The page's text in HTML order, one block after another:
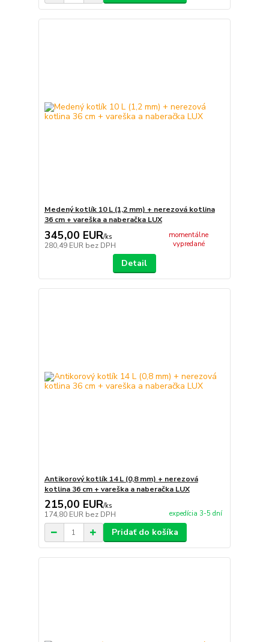
Medený kotlík 10 L (1,2 mm) + nerezová kotlina
36 cm + vareška a naberačka LUX
345,00 EUR/ks
280,49 EUR bez DPH
momentálne
vypredané
Detail
Antikorový kotlík 14 L (0,8 mm) + nerezová
kotlina 36 cm + vareška a naberačka LUX
215,00 EUR/ks
174,80 EUR bez DPH expedícia 3-5 dní
Pridať do košíka